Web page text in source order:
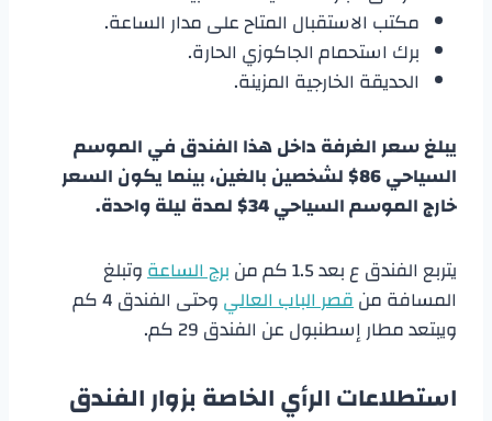
مكتب الاستقبال المتاح على مدار الساعة.
برك استحمام الجاكوزي الحارة.
الحديقة الخارجية المزينة.
يبلغ سعر الغرفة داخل هذا الفندق في الموسم
السياحي 86$ لشخصين بالغين، بينما يكون السعر
خارج الموسم السياحي 34$ لمدة ليلة واحدة.
يتربع الفندق ع بعد 1.5 كم من
برج الساعةوتبلغ
المسافة منقصر الباب العالي
وحتى الفندق 4 كم
ويبتعد مطار إسطنبول عن الفندق 29 كم.
استطلاعات الرأي الخاصة بزوار الفندق